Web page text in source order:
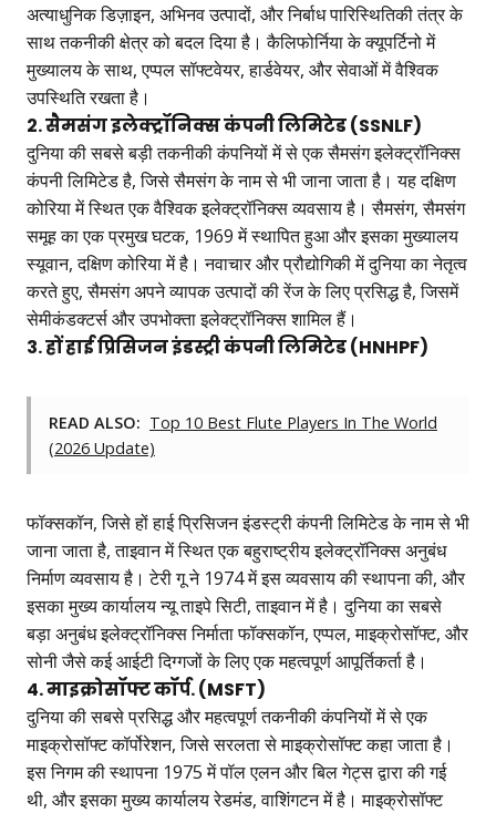
अत्याधुनिक डिज़ाइन, अभिनव उत्पादों, और निर्बाध पारिस्थितिकी तंत्र के
साथ तकनीकी क्षेत्र को बदल दिया है। कैलिफोर्निया के क्यूपर्टिनो में
मुख्यालय के साथ, एप्पल सॉफ्टवेयर, हार्डवेयर, और सेवाओं में वैश्विक
उपस्थिति रखता है।
2. सैमसंग इलेक्ट्रॉनिक्स कंपनी लिमिटेड (SSNLF)
दुनिया की सबसे बड़ी तकनीकी कंपनियों में से एक सैमसंग इलेक्ट्रॉनिक्स
कंपनी लिमिटेड है, जिसे सैमसंग के नाम से भी जाना जाता है। यह दक्षिण
कोरिया में स्थित एक वैश्विक इलेक्ट्रॉनिक्स व्यवसाय है। सैमसंग, सैमसंग
समूह का एक प्रमुख घटक, 1969 में स्थापित हुआ और इसका मुख्यालय
स्यूवान, दक्षिण कोरिया में है। नवाचार और प्रौद्योगिकी में दुनिया का नेतृत्व
करते हुए, सैमसंग अपने व्यापक उत्पादों की रेंज के लिए प्रसिद्ध है, जिसमें
सेमीकंडक्टर्स और उपभोक्ता इलेक्ट्रॉनिक्स शामिल हैं।
3. हों हाई प्रिसिजन इंडस्ट्री कंपनी लिमिटेड (HNHPF)
READ ALSO: Top 10 Best Flute Players In The World
(2026 Update)
फॉक्सकॉन, जिसे हों हाई प्रिसिजन इंडस्ट्री कंपनी लिमिटेड के नाम से भी
जाना जाता है, ताइवान में स्थित एक बहुराष्ट्रीय इलेक्ट्रॉनिक्स अनुबंध
निर्माण व्यवसाय है। टेरी गू ने 1974 में इस व्यवसाय की स्थापना की, और
इसका मुख्य कार्यालय न्यू ताइपे सिटी, ताइवान में है। दुनिया का सबसे
बड़ा अनुबंध इलेक्ट्रॉनिक्स निर्माता फॉक्सकॉन, एप्पल, माइक्रोसॉफ्ट, और
सोनी जैसे कई आईटी दिग्गजों के लिए एक महत्वपूर्ण आपूर्तिकर्ता है।
4. माइक्रोसॉफ्ट कॉर्प. (MSFT)
दुनिया की सबसे प्रसिद्ध और महत्वपूर्ण तकनीकी कंपनियों में से एक
माइक्रोसॉफ्ट कॉर्पोरेशन, जिसे सरलता से माइक्रोसॉफ्ट कहा जाता है।
इस निगम की स्थापना 1975 में पॉल एलन और बिल गेट्स द्वारा की गई
थी, और इसका मुख्य कार्यालय रेडमंड, वाशिंगटन में है। माइक्रोसॉफ्ट